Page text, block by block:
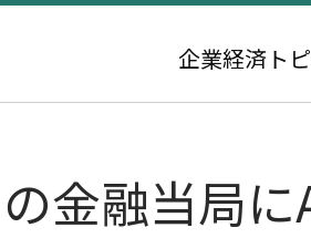
企業経済 ト
金融当局